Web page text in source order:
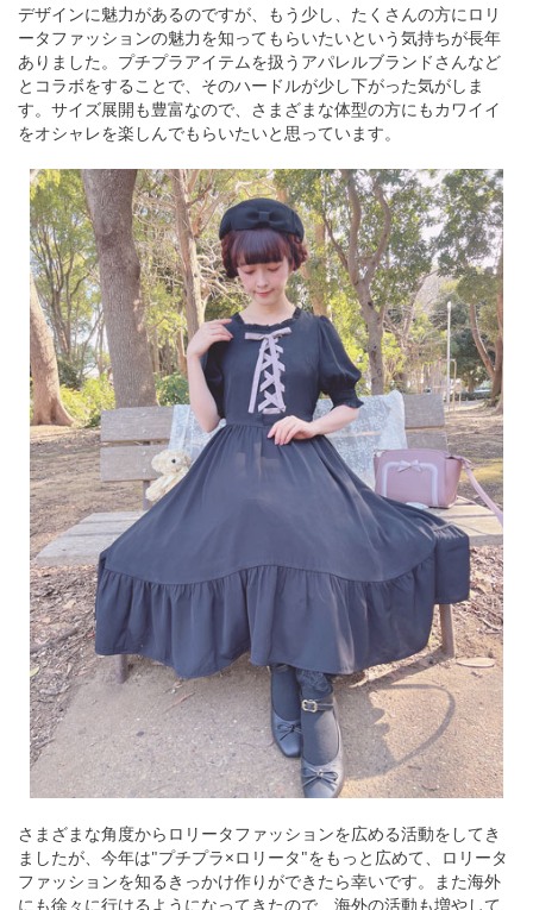
デザインに魅力があるのですが、もう少し、たくさんの方にロリ
ータファッションの魅力を知ってもらいたいという気持ちが長年
ありました。プチプラアイテムを扱うアパレルブランドさんなど
とコラボをすることで、そのハードルが少し下がった気がしま
す。サイズ展開も豊富なので、さまざまな体型の方にもカワイイ
をオシャレを楽しんでもらいたいと思っています。
さまざまな角度からロリータファッションを広める活動をしてき
ましたが、今年は"プチプラ×ロリータ"をもっと広めて、ロリータ
ファッションを知るきっかけ作りができたら幸いです。また海外
にも徐々に行けるようになってきたので、海外の活動も増やして